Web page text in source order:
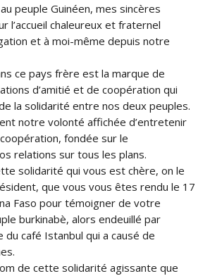
peuple Guinéen, mes sincères
l’accueil chaleureux et fraternel
et à moi-même depuis notre
ce pays frère est la marque de
d’amitié et de coopération qui
la solidarité entre nos deux peuples.
notre volonté affichée d’entretenir
fondée sur le
relations sur tous les plans.
solidarité qui vous est chère, on le
que vous vous êtes rendu le 17
Faso pour témoigner de votre
burkinabè, alors endeuillé par
café Istanbul qui a causé de
de cette solidarité agissante que